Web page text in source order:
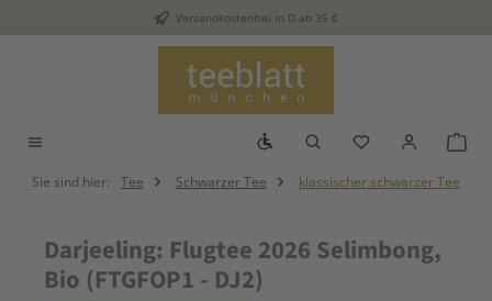
Zum Hauptinhalt springenVersandkostenfrei in D ab 35 €
Werkzeugleiste anzeigen
Du hast 0
Sie sind hier: Tee Schwarzer Tee klassischer schwarzer Tee
Darjeeling: Flugtee 2026 Selimbong,
Bio (FTGFOP1 - DJ2)